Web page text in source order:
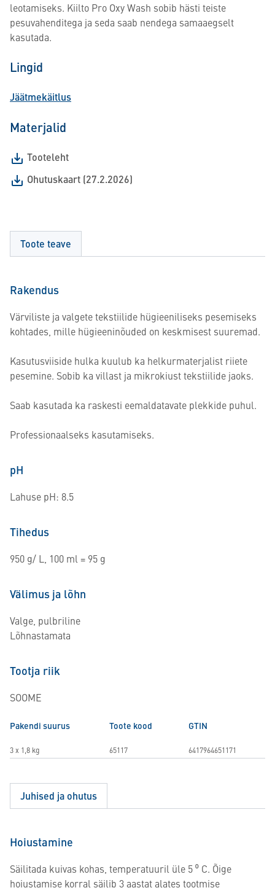
leotamiseks. Kiilto Pro Oxy Wash sobib hästi teiste
pesuvahenditega ja seda saab nendega samaaegselt
kasutada.
Lingid
Jäätmekäitlus
Materjalid
Tooteleht
Ohutuskaart (27.2.2026)
Toote teave
Rakendus
Värviliste ja valgete tekstiilide hügieeniliseks pesemiseks
kohtades, mille hügieeninõuded on keskmisest suuremad.
Kasutusviiside hulka kuulub ka helkurmaterjalist riiete
pesemine. Sobib ka villast ja mikrokiust tekstiilide jaoks.
Saab kasutada ka raskesti eemaldatavate plekkide puhul.
Professionaalseks kasutamiseks.
pH
Lahuse pH: 8.5
Tihedus
950 g/ L, 100 ml = 95 g
Välimus ja lõhn
Valge, pulbriline
Lõhnastamata
Tootja riik
SOOME
Pakendi suurus Toote kood GTIN
3 x 1,8 kg 65117 6417964651171
Juhised ja ohutus
Hoiustamine
Säilitada kuivas kohas, temperatuuril üle 5 ⁰ C. Õige
hoiustamise korral säilib 3 aastat alates tootmise